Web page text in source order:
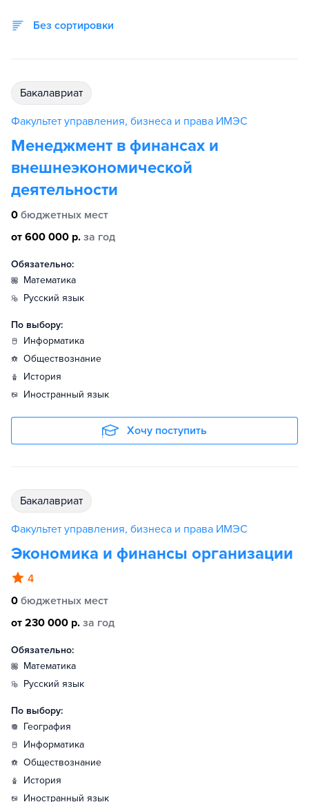
Без сортировки
бакалавриат
Факультет управления, бизнеса и права ИМЭС
Менеджмент в финансах и
внешнеэкономической
деятельности
0 бюджетных мест
от 600 000 р. за год
Обязательно:
математика
русский язык
По выбору:
информатика
обществознание
история
иностранный язык
Хочу поступить
бакалавриат
Факультет управления, бизнеса и права ИМЭС
Экономика и финансы организации
4
0 бюджетных мест
от 230 000 р. за год
Обязательно:
математика
русский язык
По выбору:
география
информатика
обществознание
история
иностранный язык